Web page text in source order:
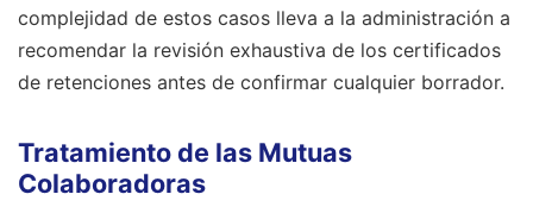
complejidad de estos casos lleva a la administración a
recomendar la revisión exhaustiva de los certificados
de retenciones antes de confirmar cualquier borrador.
Tratamiento de las Mutuas
Colaboradoras